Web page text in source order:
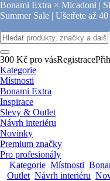
Bonami Extra × Micadoni |
Summer Sale | Ušetřete až
300 Kč pro vásRegistrace
Kategorie
Místnosti
Bonami Extra
Inspirace
Slevy & Outlet
Návrh interiéru
Novinky
Premium značky
Pro profesionály
Kategorie Místnosti
Outlet Návrh interiéru